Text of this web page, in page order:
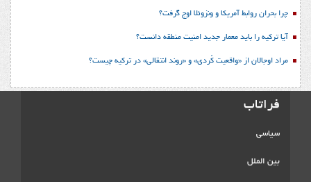
چرا بحران روابط آمریکا و ونزوئلا اوج گرفت؟
آیا ترکیه را باید معمار جدید امنیت منطقه دانست؟
مراد اوجالان از «واقعیت کُردی» و «روند انتقالی» در ترکیه چیست؟
فراتاب
سیاسی
بین الملل